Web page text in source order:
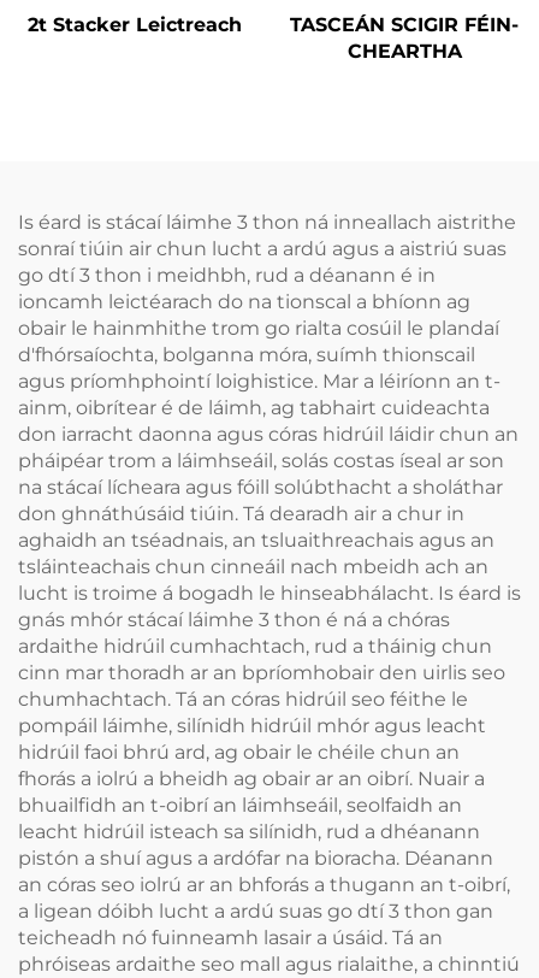
2t Stacker Leictreach
TASCEÁN SCIGIR FÉIN-
CHEARTHA
Is éard is stácaí láimhe 3 thon ná inneallach aistrithe
sonraí tiúin air chun lucht a ardú agus a aistriú suas
go dtí 3 thon i meidhbh, rud a déanann é in
ioncamh leictéarach do na tionscal a bhíonn ag
obair le hainmhithe trom go rialta cosúil le plandaí
d'fhórsaíochta, bolganna móra, suímh thionscail
agus príomhphointí loighistice. Mar a léiríonn an t-
ainm, oibrítear é de láimh, ag tabhairt cuideachta
don iarracht daonna agus córas hidrúil láidir chun an
pháipéar trom a láimhseáil, solás costas íseal ar son
na stácaí lícheara agus fóill solúbthacht a sholáthar
don ghnáthúsáid tiúin. Tá dearadh air a chur in
aghaidh an tséadnais, an tsluaithreachais agus an
tsláinteachais chun cinneáil nach mbeidh ach an
lucht is troime á bogadh le hinseabhálacht. Is éard is
gnás mhór stácaí láimhe 3 thon é ná a chóras
ardaithe hidrúil cumhachtach, rud a tháinig chun
cinn mar thoradh ar an bpríomhobair den uirlis seo
chumhachtach. Tá an córas hidrúil seo féithe le
pompáil láimhe, silínidh hidrúil mhór agus leacht
hidrúil faoi bhrú ard, ag obair le chéile chun an
fhorás a iolrú a bheidh ag obair ar an oibrí. Nuair a
bhuailfidh an t-oibrí an láimhseáil, seolfaidh an
leacht hidrúil isteach sa silínidh, rud a dhéanann
pistón a shuí agus a ardófar na bioracha. Déanann
an córas seo iolrú ar an bhforás a thugann an t-oibrí,
a ligean dóibh lucht a ardú suas go dtí 3 thon gan
teicheadh nó fuinneamh lasair a úsáid. Tá an
phróiseas ardaithe seo mall agus rialaithe, a chinntiú